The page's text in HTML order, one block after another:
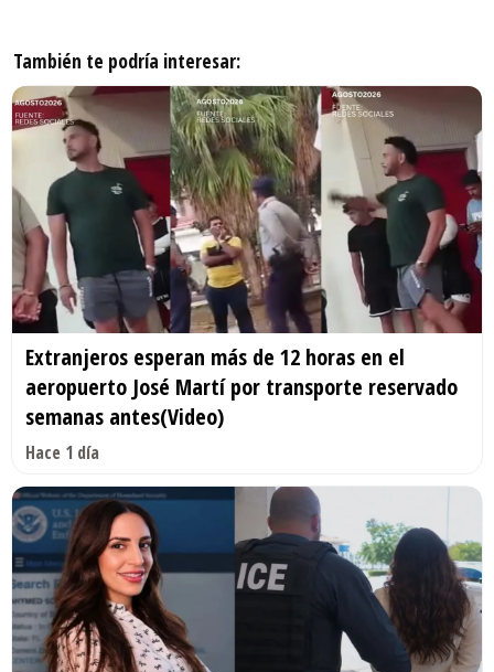
También te podría interesar:
Extranjeros esperan más de 12 horas en el
aeropuerto José Martí por transporte reservado
semanas antes(Video)
Hace 1 día